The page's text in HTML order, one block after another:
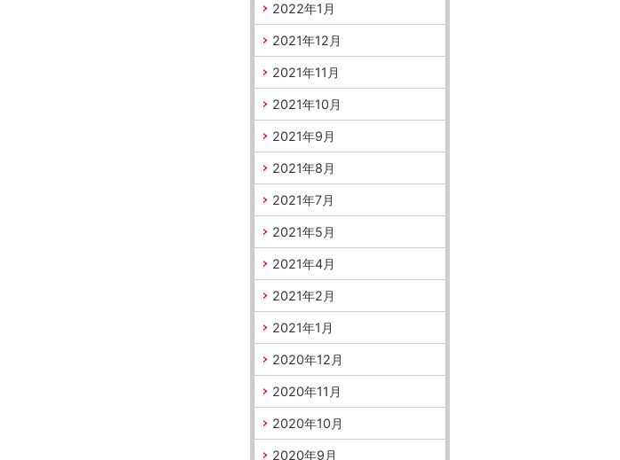
2022年1月
2021年12月
2021年11月
2021年10月
2021年9月
2021年8月
2021年7月
2021年5月
2021年4月
2021年2月
2021年1月
2020年12月
2020年11月
2020年10月
2020年9月